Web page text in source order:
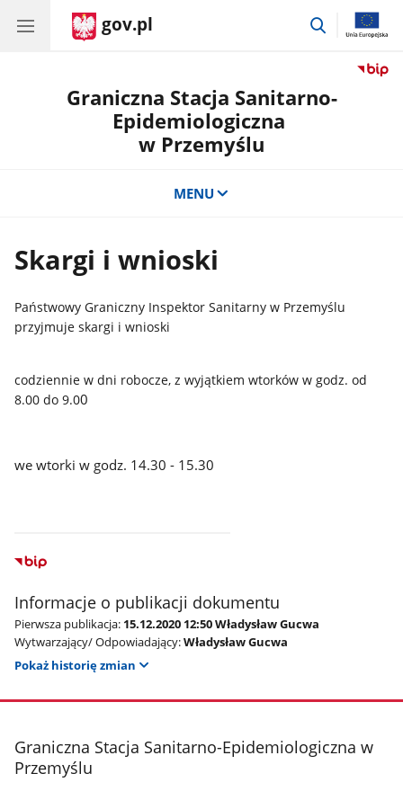
gov.pl
przejdź
Graniczna Stacja Sanitarno-
Epidemiologiczna
w Przemyślu
MENU
Skargi i wnioski
Państwowy Graniczny Inspektor Sanitarny w Przemyślu
przyjmuje skargi i wnioski
codziennie w dni robocze, z wyjątkiem wtorków w godz. od
8.00 do 9.00
we wtorki w godz. 14.30 - 15.30
Informacje o publikacji dokumentu
Pierwsza publikacja: 15.12.2020 12:50 Władysław Gucwa
Wytwarzający/ Odpowiadający:Władysław Gucwa
Pokaż historię zmian
stopka
Graniczna Stacja Sanitarno-Epidemiologiczna w
Przemyślu